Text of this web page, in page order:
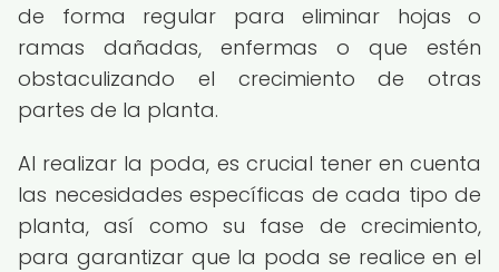
de forma regular para eliminar hojas o
ramas dañadas, enfermas o que estén
obstaculizando el crecimiento de otras
partes de la planta.
Al realizar la poda, es crucial tener en cuenta
las necesidades específicas de cada tipo de
planta, así como su fase de crecimiento,
para garantizar que la poda se realice en el